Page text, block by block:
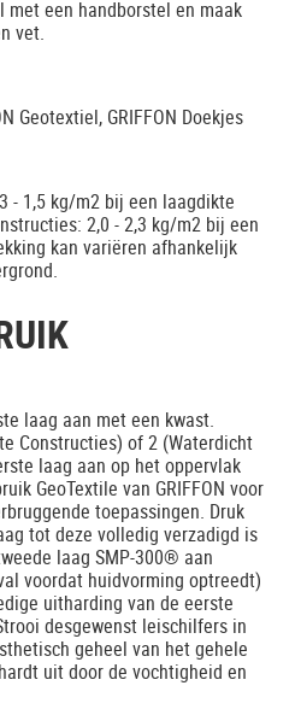
een handborstel en maak
vet.
Geotextiel, GRIFFON Doekjes
- 1,5 kg/m2 bij een laagdikte
2,0 - 2,3 kg/m2 bij een
kan variëren afhankelijk
laag aan met een kwast.
Constructies) of 2 (Waterdicht
laag aan op het oppervlak
GeoTextile van GRIFFON voor
toepassingen. Druk
tot deze volledig verzadigd is
laag SMP-300® aan
voordat huidvorming optreedt)
uitharding van de eerste
desgewenst leischilfers in
geheel van het gehele
uit door de vochtigheid en